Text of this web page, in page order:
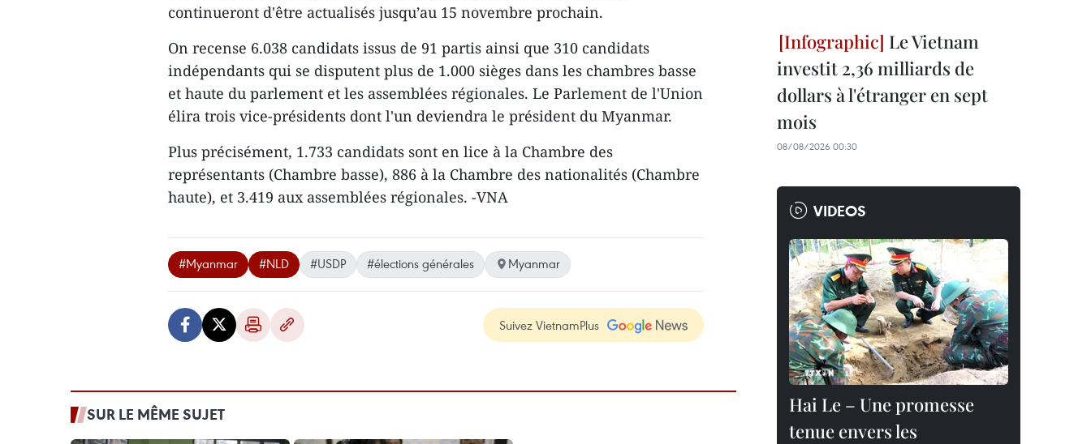
continueront d'être actualisés jusqu’au 15 novembre prochain.
On recense 6.038 candidats issus de 91 partis ainsi que 310 candidats
indépendants qui se disputent plus de 1.000 sièges dans ​les chambres basse
et haute du parlement et les assemblées régionales. Le Parlement de l'Union
élira trois vice-présidents dont l'un deviendra le président du Myanmar.
Plus précisément, 1.733 candidats sont en lice à la Chambre des
représentants (Chambre basse), 886 à la Chambre des nationalités (Chambre
haute), et 3.419 aux assemblées régionales. -VNA
#Myanmar #NLD #USDP #élections générales Myanmar
Suivez VietnamPlus
SUR LE MÊME SUJET
Le Vietnam
investit 2,36 milliards de
dollars à l'étranger en sept
mois
08/08/2026 00:30
VIDEOS
Hai Le – Une promesse
tenue envers les